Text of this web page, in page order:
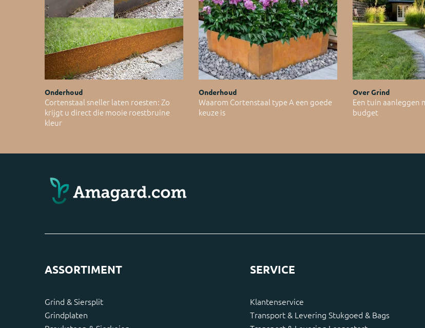
Onderhoud
Cortenstaal sneller laten roesten: Zo
krijgt u direct die mooie roestbruine
kleur
Onderhoud
Waarom Cortenstaal type A een goede
keuze is
Over Grind
Een tuin aanleggen
budget
ASSORTIMENT
Grind & Siersplit
Grindplaten
SERVICE
Klantenservice
Transport & Levering Stukgoed & Bags